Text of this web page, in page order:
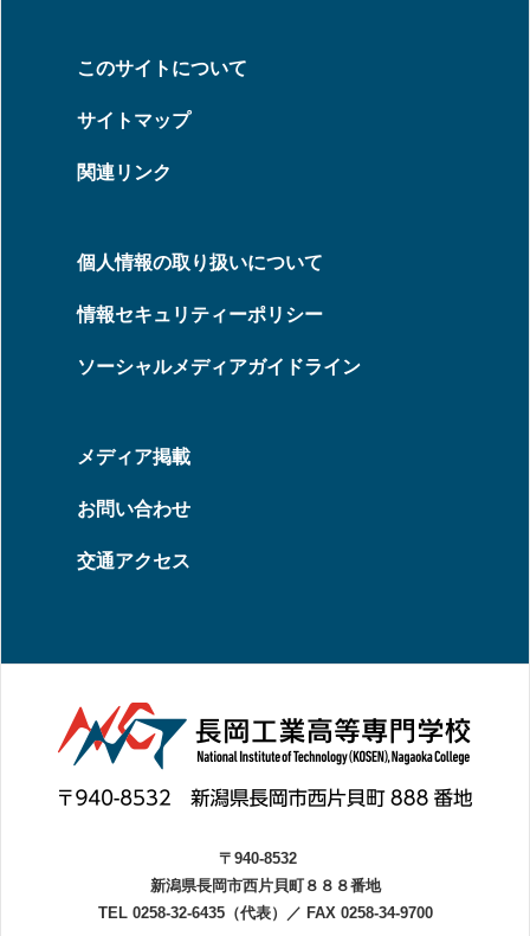
このサイトについて
サイトマップ
関連リンク
個人情報の取り扱いについて
情報セキュリティーポリシー
ソーシャルメディアガイドライン
メディア掲載
お問い合わせ
交通アクセス
〒940-8532
新潟県長岡市西片貝町８８８番地
TEL 0258-32-6435（代表）
／ FAX 0258-34-9700